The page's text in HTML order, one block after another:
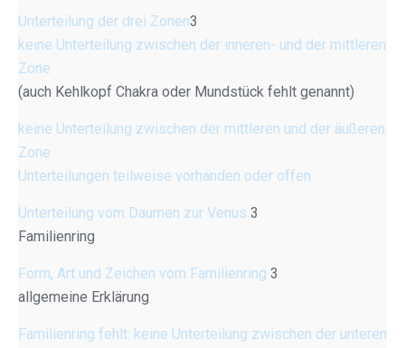
Unterteilung der drei Zonen3
keine Unterteilung zwischen der inneren- und der mittleren
Zone
(auch Kehlkopf Chakra oder Mundstück fehlt genannt)
keine Unterteilung zwischen der mittleren und der äußeren
Zone
Unterteilungen teilweise vorhanden oder offen
Unterteilung vom Daumen zur Venus 3
Familienring
Form, Art und Zeichen vom Familienring 3
allgemeine Erklärung
Familienring fehlt: keine Unterteilung zwischen der unteren